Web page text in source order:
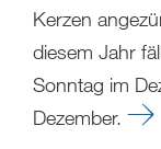
Kerzen
diesem Jahr
Sonntag im
Dezember.